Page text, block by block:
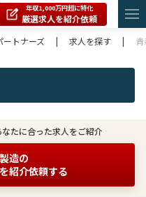
年収1,000万円超に特化
厳選求人を紹介依頼
ートナーズ
| 求人を探す |
たに合った求人をご紹介
製造の
紹介依頼する